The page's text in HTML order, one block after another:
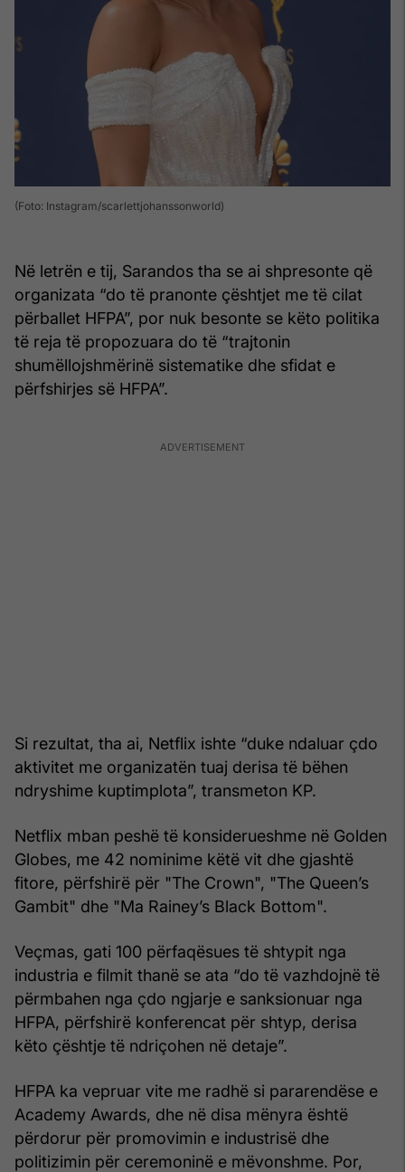
(Foto: Instagram/scarlettjohanssonworld)
Në letrën e tij, Sarandos tha se ai shpresonte që
organizata “do të pranonte çështjet me të cilat
përballet HFPA”, por nuk besonte se këto politika
të reja të propozuara do të “trajtonin
shumëllojshmërinë sistematike dhe sfidat e
përfshirjes së HFPA”.
Si rezultat, tha ai, Netflix ishte “duke ndaluar çdo
aktivitet me organizatën tuaj derisa të bëhen
ndryshime kuptimplota”, transmeton KP.
Netflix mban peshë të konsiderueshme në Golden
Globes, me 42 nominime këtë vit dhe gjashtë
fitore, përfshirë për "The Crown", "The Queen’s
Gambit" dhe "Ma Rainey’s Black Bottom".
Veçmas, gati 100 përfaqësues të shtypit nga
industria e filmit thanë se ata “do të vazhdojnë të
përmbahen nga çdo ngjarje e sanksionuar nga
HFPA, përfshirë konferencat për shtyp, derisa
këto çështje të ndriçohen në detaje”.
HFPA ka vepruar vite me radhë si pararendëse e
Academy Awards, dhe në disa mënyra është
përdorur për promovimin e industrisë dhe
politizimin për ceremoninë e mëvonshme. Por,